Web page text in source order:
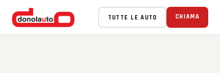
TUTTE LE AUTO CHIAMA